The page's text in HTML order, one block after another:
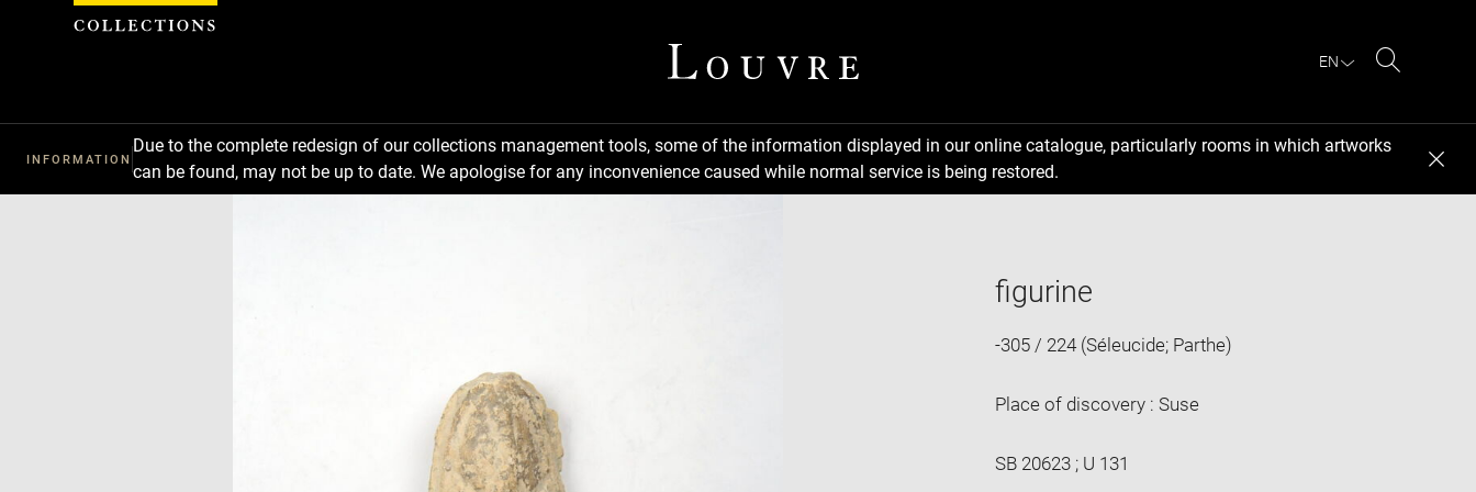
EN
INFORMATION
Due to the complete redesign of our collections management tools, some of the information displayed in our online catalogue, particularly rooms in which artworks
can be found, may not be up to date. We apologise for any inconvenience caused while normal service is being restored.
figurine
-305 / 224 (Séleucide; Parthe)
Place of discovery : Suse
SB 20623 ; U 131
Cookies management panel